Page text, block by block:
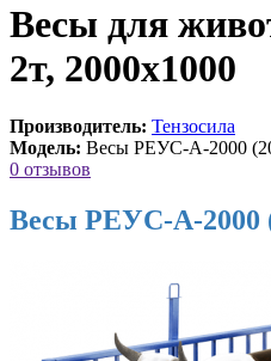
Весы для
2т, 2000х1000
Производитель: Тензосила
Модель: Весы РЕУС-А-2000
0 отзывов
Весы РЕУС-А-2000